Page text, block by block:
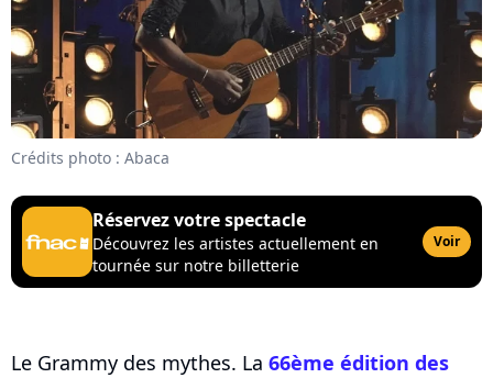
Crédits photo : Abaca
Réservez votre spectacle
Découvrez les artistes actuellement en
tournée sur notre billetterie
Voir
Le Grammy des mythes. La 66ème édition des